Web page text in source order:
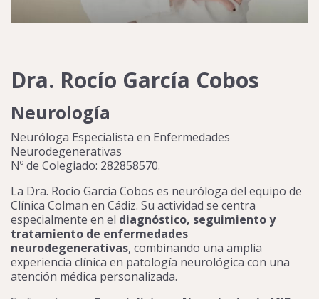
Dra. Rocío García Cobos
Neurología
Neuróloga Especialista en Enfermedades
Neurodegenerativas
Nº de Colegiado: 282858570.
La Dra. Rocío García Cobos es neuróloga del equipo de
Clínica Colman en Cádiz. Su actividad se centra
especialmente en el diagnóstico, seguimiento y
tratamiento de enfermedades
neurodegenerativas, combinando una amplia
experiencia clínica en patología neurológica con una
atención médica personalizada.